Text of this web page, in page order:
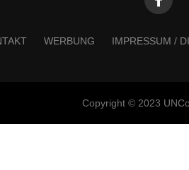
WERBUNG IMPRESSUM /
Copyright © 2023